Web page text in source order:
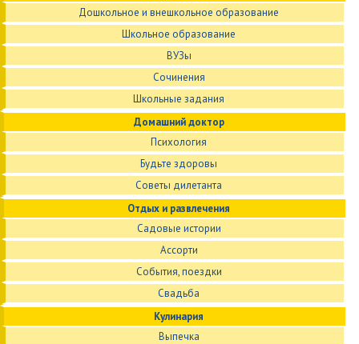
Дошкольное и внешкольное образование
Школьное образование
ВУЗы
Сочинения
Школьные задания
Домашний доктор
Психология
Будьте здоровы
Советы дилетанта
Отдых и развлечения
Садовые истории
Ассорти
События, поездки
Свадьба
Кулинария
Выпечка